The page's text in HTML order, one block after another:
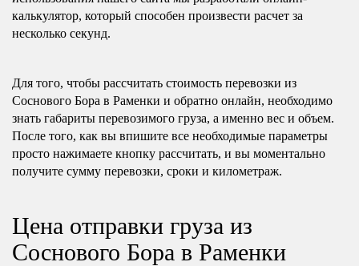
калькулятор, который способен произвести расчет за
несколько секунд.
Для того, чтобы рассчитать стоимость перевозки из
Соснового Бора в Раменки и обратно онлайн, необходимо
знать габариты перевозимого груза, а именно вес и объем.
После того, как вы впишите все необходимые параметры
просто нажимаете кнопку рассчитать, и вы моментально
получите сумму перевозки, сроки и километраж.
Цена отправки груза из
Соснового Бора в Раменки